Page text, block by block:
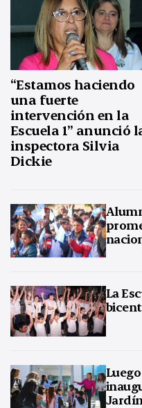
“Estamos haciendo
una fuerte
intervención en la
Escuela 1” anunció
inspectora Silvia
Dickie
La